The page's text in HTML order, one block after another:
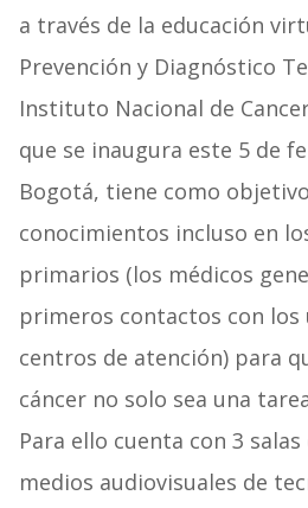
a través de la educación
Prevención y Diagnóstico
Instituto Nacional de
que se inaugura este 5 de
Bogotá, tiene como
conocimientos incluso en
primarios (los médicos
primeros contactos con los
centros de atención) para
cáncer no solo sea una
Para ello cuenta con 3
medios audiovisuales de